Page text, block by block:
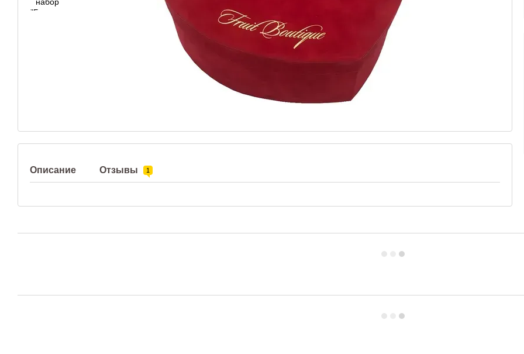
Описание Отзывы 1